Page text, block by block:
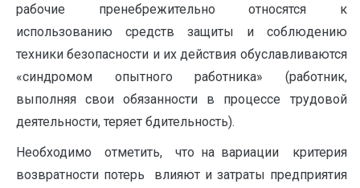
рабочие пренебрежительно относятся к
использованию средств защиты и соблюдению
техники безопасности и их действия обуславливаются
«синдромом опытного работника» (работник,
выполняя свои обязанности в процессе трудовой
деятельности, теряет бдительность).
Необходимо отметить, что на вариации критерия
возвратности потерь влияют и затраты предприятия